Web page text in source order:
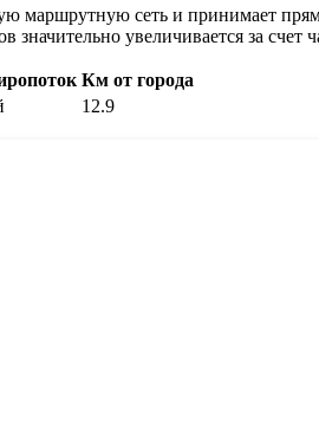
маршрутную сеть и принимает
значительно увеличивается за
Км от города
12.9